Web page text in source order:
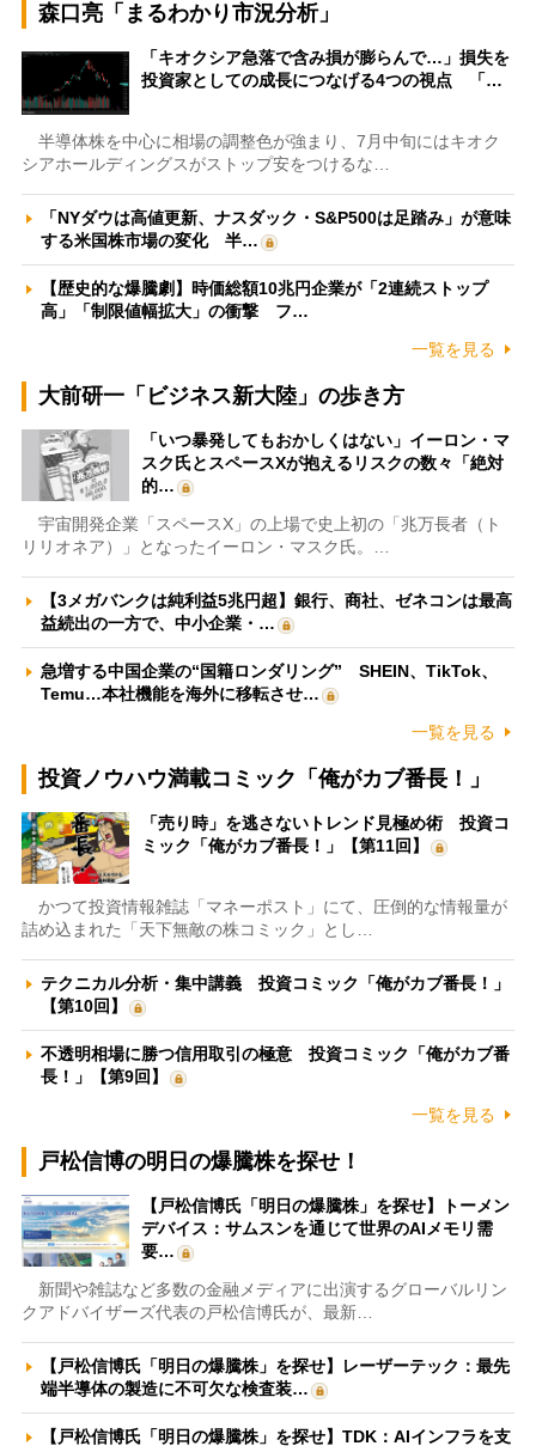
森口亮「まるわかり市況分析」
「キオクシア急落で含み損が膨らんで…」損失を
投資家としての成長につなげる4つの視点 「…
半導体株を中心に相場の調整色が強まり、7月中旬にはキオク
シアホールディングスがストップ安をつけるな…
「NYダウは高値更新、ナスダック・S&P500は足踏み」が意味
する米国株市場の変化 半…
【歴史的な爆騰劇】時価総額10兆円企業が「2連続ストップ
高」「制限値幅拡大」の衝撃 フ…
一覧を見る
大前研一「ビジネス新大陸」の歩き方
「いつ暴発してもおかしくはない」イーロン・マ
スク氏とスペースXが抱えるリスクの数々「絶対
的…
宇宙開発企業「スペースX」の上場で史上初の「兆万長者（ト
リリオネア）」となったイーロン・マスク氏。…
【3メガバンクは純利益5兆円超】銀行、商社、ゼネコンは最高
益続出の一方で、中小企業・…
急増する中国企業の“国籍ロンダリング” SHEIN、TikTok、
Temu…本社機能を海外に移転させ…
一覧を見る
投資ノウハウ満載コミック「俺がカブ番長！」
「売り時」を逃さないトレンド見極め術 投資コ
ミック「俺がカブ番長！」【第11回】
かつて投資情報雑誌「マネーポスト」にて、圧倒的な情報量が
詰め込まれた「天下無敵の株コミック」とし…
テクニカル分析・集中講義 投資コミック「俺がカブ番長！」
【第10回】
不透明相場に勝つ信用取引の極意 投資コミック「俺がカブ番
長！」【第9回】
一覧を見る
戸松信博の明日の爆騰株を探せ！
【戸松信博氏「明日の爆騰株」を探せ】トーメン
デバイス：サムスンを通じて世界のAIメモリ需
要…
新聞や雑誌など多数の金融メディアに出演するグローバルリン
クアドバイザーズ代表の戸松信博氏が、最新…
【戸松信博氏「明日の爆騰株」を探せ】レーザーテック：最先
端半導体の製造に不可欠な検査装…
【戸松信博氏「明日の爆騰株」を探せ】TDK：AIインフラを支